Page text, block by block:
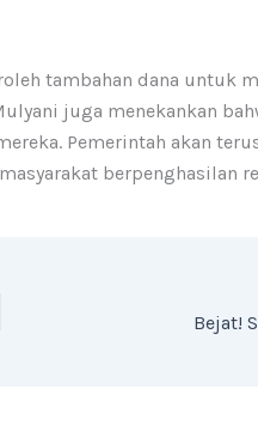
tambahan dana untuk
juga menekankan
Pemerintah akan
berpenghasilan
Bejat!